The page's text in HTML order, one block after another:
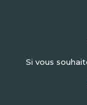
Si vous